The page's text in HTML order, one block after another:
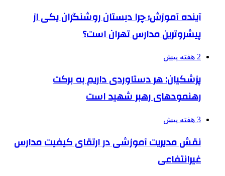
آینده آموزش؛ چرا دبستان روشنگران یکی از
پیشروترین مدارس تهران است؟
2 هفته پیش
پزشکیان: هر دستاوردی داریم به برکت
رهنمودهای رهبر شهید است
3 هفته پیش
نقش مدیریت آموزشی در ارتقای کیفیت مدارس
غیرانتفاعی